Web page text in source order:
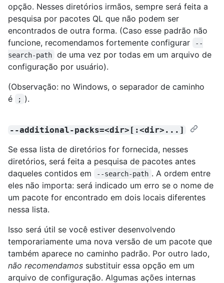
opção. Nesses diretórios irmãos, sempre será feita a
pesquisa por pacotes QL que não podem ser
encontrados de outra forma. (Caso esse padrão não
funcione, recomendamos fortemente configurar
--
search-path
de uma vez por todas em um arquivo de
configuração por usuário).
(Observação: no Windows, o separador de caminho
é
; ).
--additional-packs=<dir>[:<dir>...]
Se essa lista de diretórios for fornecida, nesses
diretórios, será feita a pesquisa de pacotes antes
daqueles contidos em
--search-path . A ordem entre
eles não importa: será indicado um erro se o nome de
um pacote for encontrado em dois locais diferentes
nessa lista.
Isso será útil se você estiver desenvolvendo
temporariamente uma nova versão de um pacote que
também aparece no caminho padrão. Por outro lado,
não recomendamos substituir essa opção em um
arquivo de configuração. Algumas ações internas